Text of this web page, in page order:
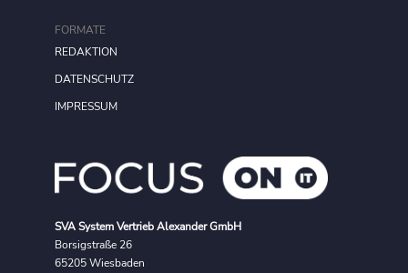
SVA System Vertrieb Alexander GmbH
Borsigstraße 26
65205 Wiesbaden
FORMATE
REDAKTION
DATENSCHUTZ
IMPRESSUM